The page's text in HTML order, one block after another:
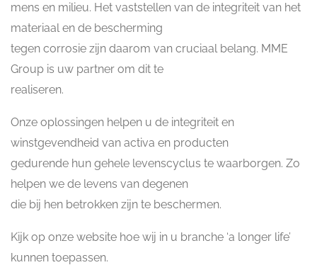
mens en milieu. Het vaststellen van de integriteit van het
materiaal en de bescherming
tegen corrosie zijn daarom van cruciaal belang. MME
Group is uw partner om dit te
realiseren.
Onze oplossingen helpen u de integriteit en
winstgevendheid van activa en producten
gedurende hun gehele levenscyclus te waarborgen. Zo
helpen we de levens van degenen
die bij hen betrokken zijn te beschermen.
Kijk op onze website hoe wij in u branche ‘a longer life’
kunnen toepassen.